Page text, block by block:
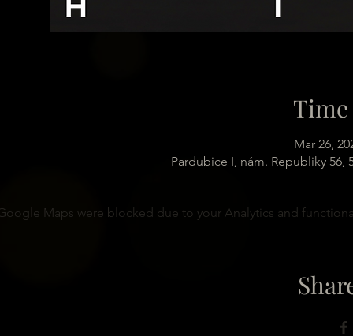
Mar 26,
Pardubice I, nám. Republiky 56,
Maps were blocked due to your Analytics and